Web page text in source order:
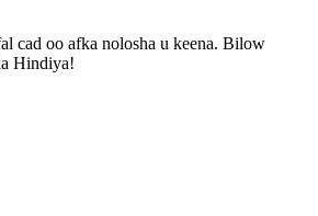
cad oo afka nolosha u keena. Bilow
Hindiya!